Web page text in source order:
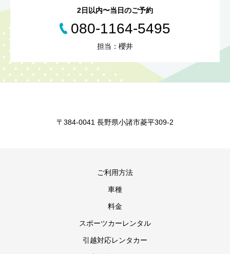
2日以内〜当日のご予約
080-1164-5495
担当：櫻井
〒384-0041 長野県小諸市菱平309-2
ご利用方法
車種
料金
スポーツカーレンタル
引越対応レンタカー